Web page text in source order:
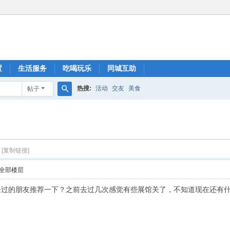
生活服务 吃喝玩乐 同城互助
帖子 热搜: 活动 交友 美食
[复制链接]
部楼层
的朋友推荐一下？之前去过几次感觉有些展馆关了，不知道现在还有